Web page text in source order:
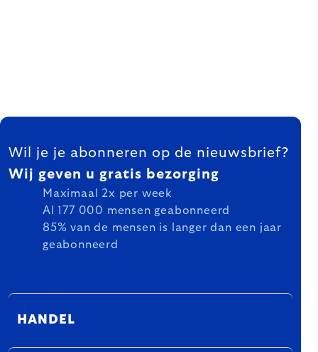
FOOTER
Wil je je abonneren op de nieuwsbrief?
Wij geven u gratis bezorging
Maximaal 2x per week
Al 177 000 mensen geabonneerd
85% van de mensen is langer dan een jaar
geabonneerd
HANDEL